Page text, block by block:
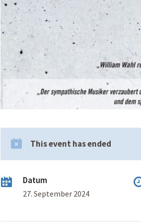
This event has ended
Datum
27. September 2024